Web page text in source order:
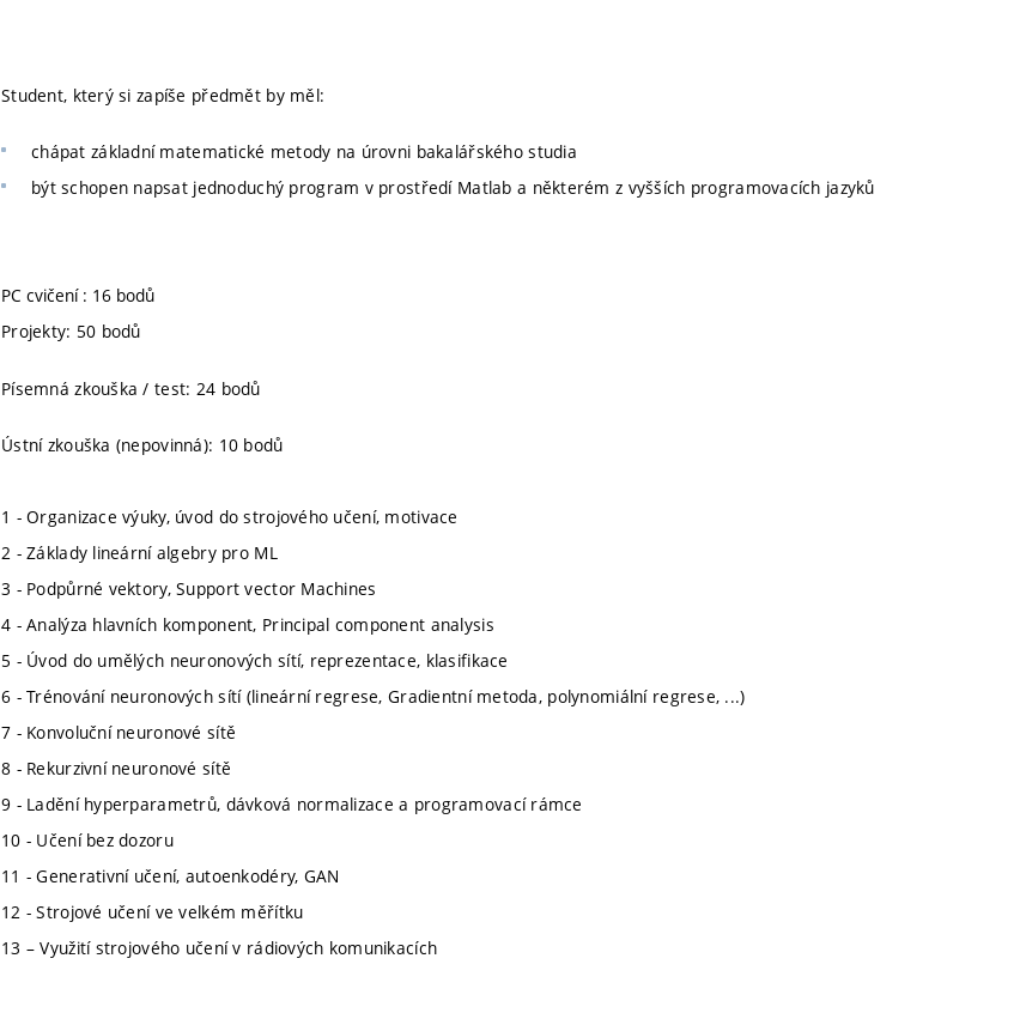
Student, který si zapíše předmět by měl:
chápat základní matematické metody na úrovni bakalářského studia
být schopen napsat jednoduchý program v prostředí Matlab a některém z vyšších programovacích jazyků
PC cvičení : 16 bodů
Projekty: 50 bodů
Písemná zkouška / test: 24 bodů
Ústní zkouška (nepovinná): 10 bodů
1 - Organizace výuky, úvod do strojového učení, motivace
2 - Základy lineární algebry pro ML
3 - Podpůrné vektory, Support vector Machines
4 - Analýza hlavních komponent, Principal component analysis
5 - Úvod do umělých neuronových sítí, reprezentace, klasifikace
6 - Trénování neuronových sítí (lineární regrese, Gradientní metoda, polynomiální regrese, ...)
7 - Konvoluční neuronové sítě
8 - Rekurzivní neuronové sítě
9 - Ladění hyperparametrů, dávková normalizace a programovací rámce
10 - Učení bez dozoru
11 - Generativní učení, autoenkodéry, GAN
12 - Strojové učení ve velkém měřítku
13 – Využití strojového učení v rádiových komunikacích